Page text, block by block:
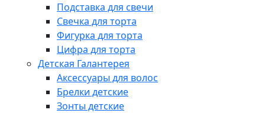
Подставка для свечи
Свечка для торта
Фигурка для торта
Цифра для торта
Детская Галантерея
Аксессуары для волос
Брелки детские
Зонты детские